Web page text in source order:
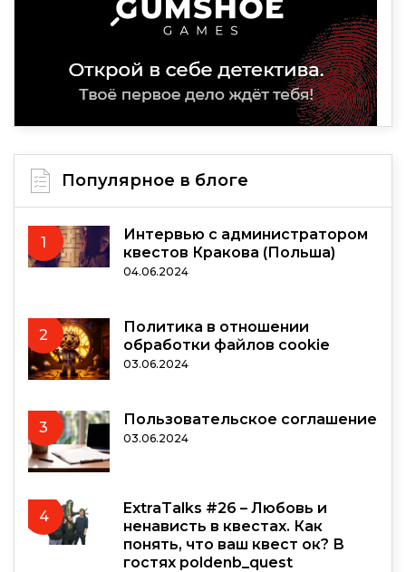
Популярное в блоге
1
Интервью с администратором
квестов Кракова (Польша)
04.06.2024
2
Политика в отношении
обработки файлов cookie
03.06.2024
3 Пользовательское соглашение
03.06.2024
4
ExtraTalks #26 – Любовь и
ненависть в квестах. Как
понять, что ваш квест ок? В
гостях poldenb_quest